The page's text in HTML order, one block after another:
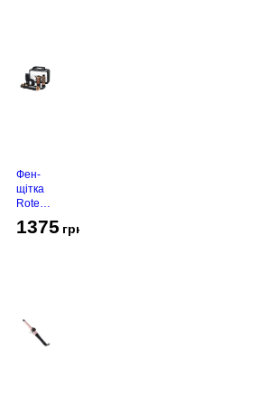
Фен-
щітка
Rotex
490-T
1375 грн